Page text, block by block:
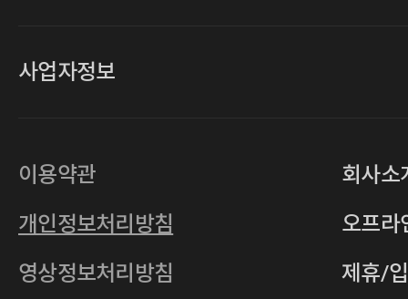
사업자정보
사업자등록번호
통신판매업 2011-서울중구-0149
주소 서울특별시 중구 다산로14길 12 (신당
이용약관
개인정보처리방침
영상정보처리방침
회사소
오프라
제휴/